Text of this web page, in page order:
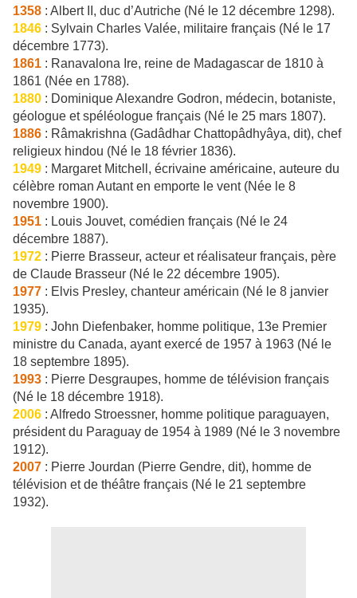
1358 : Albert II, duc d’Autriche (Né le 12 décembre 1298).
1846 : Sylvain Charles Valée, militaire français (Né le 17
décembre 1773).
1861 : Ranavalona Ire, reine de Madagascar de 1810 à
1861 (Née en 1788).
1880 : Dominique Alexandre Godron, médecin, botaniste,
géologue et spéléologue français (Né le 25 mars 1807).
1886 : Râmakrishna (Gadâdhar Chattopâdhyâya, dit), chef
religieux hindou (Né le 18 février 1836).
1949 : Margaret Mitchell, écrivaine américaine, auteure du
célèbre roman Autant en emporte le vent (Née le 8
novembre 1900).
1951 : Louis Jouvet, comédien français (Né le 24
décembre 1887).
1972 : Pierre Brasseur, acteur et réalisateur français, père
de Claude Brasseur (Né le 22 décembre 1905).
1977 : Elvis Presley, chanteur américain (Né le 8 janvier
1935).
1979 : John Diefenbaker, homme politique, 13e Premier
ministre du Canada, ayant exercé de 1957 à 1963 (Né le
18 septembre 1895).
1993 : Pierre Desgraupes, homme de télévision français
(Né le 18 décembre 1918).
2006 : Alfredo Stroessner, homme politique paraguayen,
président du Paraguay de 1954 à 1989 (Né le 3 novembre
1912).
2007 : Pierre Jourdan (Pierre Gendre, dit), homme de
télévision et de théâtre français (Né le 21 septembre
1932).